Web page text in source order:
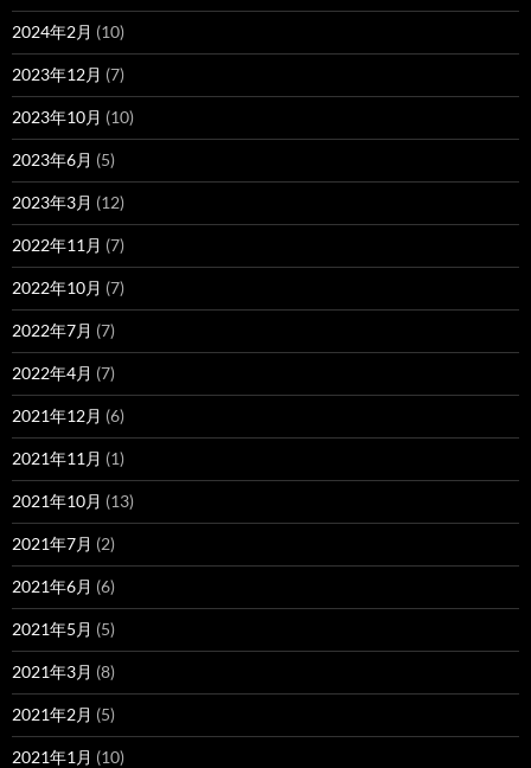
2024年2月 (10)
2023年12月 (7)
2023年10月 (10)
2023年6月 (5)
2023年3月 (12)
2022年11月 (7)
2022年10月 (7)
2022年7月 (7)
2022年4月 (7)
2021年12月 (6)
2021年11月 (1)
2021年10月 (13)
2021年7月 (2)
2021年6月 (6)
2021年5月 (5)
2021年3月 (8)
2021年2月 (5)
2021年1月 (10)